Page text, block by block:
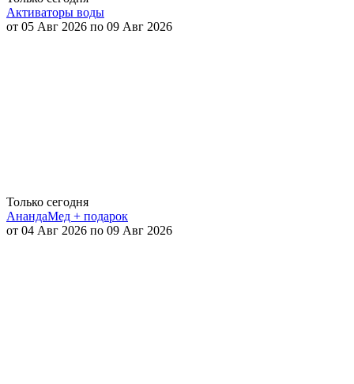
Активаторы воды
от 05 Авг 2026 по 09 Авг 2026
Только сегодня
АнандаМед + подарок
от 04 Авг 2026 по 09 Авг 2026